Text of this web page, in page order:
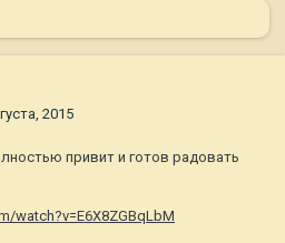
2015
привит и готов радовать
watch?v=E6X8ZGBqLbM